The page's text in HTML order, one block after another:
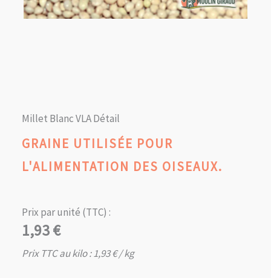
Millet Blanc VLA Détail
GRAINE UTILISÉE POUR
L'ALIMENTATION DES OISEAUX.
Prix par unité (TTC) :
1,93€
Prix TTC au kilo :1,93€/ kg